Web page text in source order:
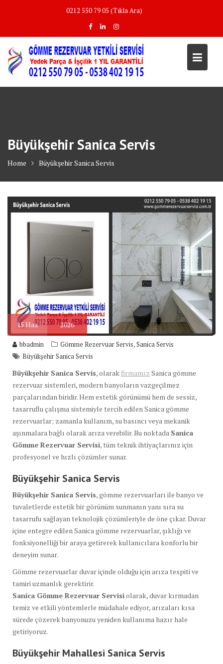
0212 550 79 05 (Tıkla Ara)
Büyükşehir Sanica Servis
Home Büyükşehir Sanica Servis
15 Haz 2026
bbadmin Gömme Rezervuar Servis,Sanica Servis
Büyükşehir Sanica Servis
Büyükşehir Sanica Servis, olarak firmamız Sanica gömme
rezervuar sistemleri, modern banyoların vazgeçilmez
parçalarından biridir. Hem estetik görünümü hem de sessiz,
tasarruflu çalışma sistemiyle tercih edilen Sanica gömme
rezervuarlar; zamanla kullanım, su basıncı veya mekanik
aşınmalara bağlı olarak arıza verebilir. Bu noktada Sanica
Gömme Rezervuar Servisi, tüm teknik ihtiyaçlarınız için
profesyonel ve hızlı çözümler sunar.
Büyükşehir Sanica Servis
Büyükşehir Sanica Servis, gömme rezervuarları ile banyo ve
tuvaletlerde estetik bir görünüm sunmanın yanı sıra su
tasarrufu sağlayan teknolojik çözümleriyle de öne çıkar. Duvar
içine entegre edilen Sanica gömme rezervuarlar, şıklığı ve
fonksiyonelliği bir araya getirerek kullanıcılara konforlu bir
deneyim sunar.
Gömme rezervuarlar duvar içinde olduğu için arıza tespiti ve
tamiri uzmanlık gerektirir.
Sanica Gömme Rezervuar Servisiolarak, duvar kırmadan
temiz ve etkili yöntemlerle müdahale ediyor, arızaları kısa
sürede çözerek banyonuzu yeniden kullanıma hazır hale
getiriyoruz.
Büyükşehir Mahallesi Sanica Servis